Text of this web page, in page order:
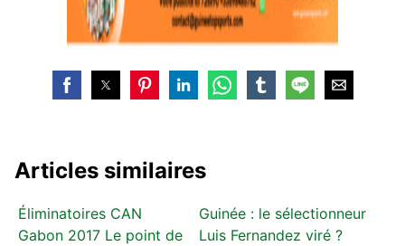
Articles similaires
Éliminatoires CAN
Gabon 2017 Le point de
Guinée : le sélectionneur
Luis Fernandez viré ?